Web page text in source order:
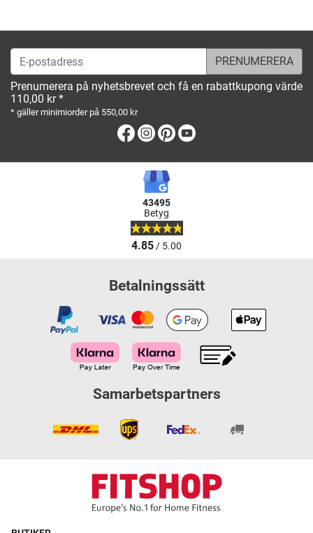
E-postadress
Prenumerera på nyhetsbrevet och få en rabattkupong värde
110,00 kr *
* gäller minimiorder på 550,00 kr
Facebook
Instagram
Pinterest
43495
Betyg
4.85/ 5.00
Betalningssätt
Samarbetspartners